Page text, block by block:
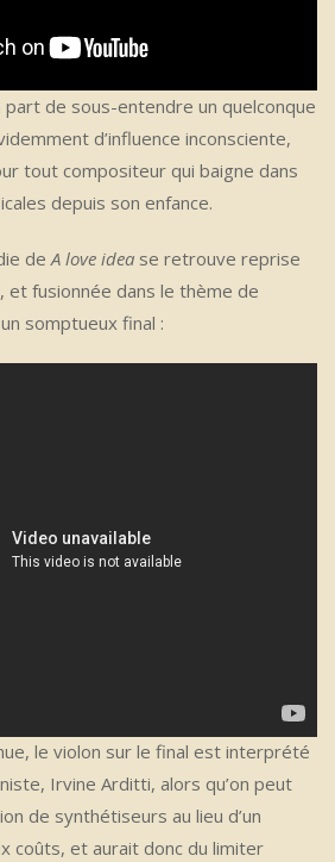
part de sous-entendre un quelconque
d’influence inconsciente,
tout compositeur qui baigne dans
depuis son enfance.
de A love idea se retrouve reprise
et fusionnée dans le thème de
somptueux final :
le violon sur le final est interprété
Irvine Arditti, alors qu’on peut
de synthétiseurs au lieu d’un
coûts, et aurait donc du limiter